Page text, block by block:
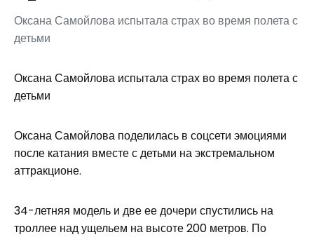
Оксана Самойлова испытала страх во время полета с
детьми
Оксана Самойлова испытала страх во время полета с
детьми
Оксана Самойлова поделилась в соцсети эмоциями
после катания вместе с детьми на экстремальном
аттракционе.
34-летняя модель и две ее дочери спустились на
троллее над ущельем на высоте 200 метров. По